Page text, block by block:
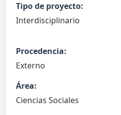
Tipo de proyecto:
Interdisciplinario
Procedencia:
Externo
Área:
Ciencias Sociales